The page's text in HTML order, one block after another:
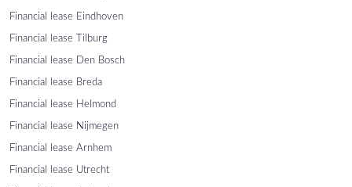
Financial lease Eindhoven
Financial lease Tilburg
Financial lease Den Bosch
Financial lease Breda
Financial lease Helmond
Financial lease Nijmegen
Financial lease Arnhem
Financial lease Utrecht